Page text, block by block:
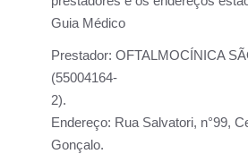
Guia Médico
Prestador: OFTALMOCÍNICA
(55004164-
Endereço: Rua Salvatori, n°99,
Gonçalo.